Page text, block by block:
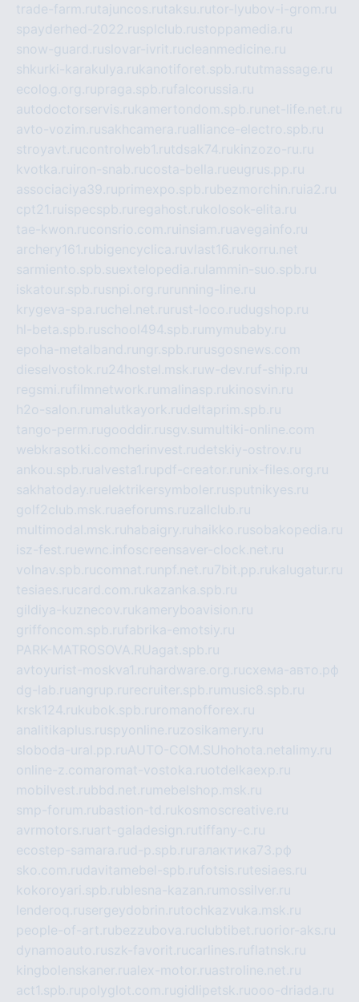
trade-farm.rutajuncos.rutaksu.rutor-lyubov-i-grom.ru
spayderhed-2022.rusplclub.rustoppamedia.ru
snow-guard.ruslovar-ivrit.rucleanmedicine.ru
shkurki-karakulya.rukanotiforet.spb.rututmassage.ru
ecolog.org.rupraga.spb.rufalcorussia.ru
autodoctorservis.rukamertondom.spb.ru net-life.net.ru
avto-vozim.rusakhcamera.rualliance-electro.spb.ru
stroyavt.rucontrolweb1.rutdsak74.rukinzozo-ru.ru
kvotka.ru iron-snab.rucosta-bella.rueugrus.pp.ru
associaciya39.ruprimexpo.spb.rubezmorchin.ru ia2.ru
cpt21.ru ispecspb.ru regahost.rukolosok-elita.ru
tae-kwon.ruconsrio.com.ru insiam.ruavegainfo.ru
archery161.rubigencyclica.ruvlast16.rukorru.net
sarmiento.spb.suextelopedia.ru lammin-suo.spb.ru
iskatour.spb.rusnpi.org.ru running-line.ru
krygeva-spa.ruchel.net.ru rust-loco.rudugshop.ru
hl-beta.spb.ruschool494.spb.ru mymubaby.ru
epoha-metalband.ru ngr.spb.ru rusgosnews.com
dieselvostok.ru24hostel.msk.ruw-dev.ruf-ship.ru
regsmi.rufilmnetwork.ru malinasp.rukinosvin.ru
h2o-salon.ru malutkayork.rudeltaprim.spb.ru
tango-perm.rugooddir.rusgv.su multiki-online.com
webkrasotki.comcherinvest.rudetskiy-ostrov.ru
ankou.spb.rualvesta1.rupdf-creator.ru nix-files.org.ru
sakhatoday.ruelektrikersymboler.rusputnikyes.ru
golf2club.msk.ruaeforums.ruzallclub.ru
multimodal.msk.ru habaigry.ru haikko.rusobakopedia.ru
isz-fest.ruewnc.infoscreensaver-clock.net.ru
volnav.spb.rucomnat.ru npf.net.ru7bit.pp.rukalugatur.ru
tesiaes.rucard.com.rukazanka.spb.ru
gildiya-kuznecov.rukameryboavision.ru
griffoncom.spb.rufabrika-emotsiy.ru
PARK-MATROSOVA.RUagat.spb.ru
avtoyurist-moskva1.ru hardware.org.ruсхема-авто.рф
dg-lab.ruangrup.ru recruiter.spb.ru music8.spb.ru
krsk124.rukubok.spb.ru romanofforex.ru
analitikaplus.ruspyonline.ruzosikamery.ru
sloboda-ural.pp.ruAUTO-COM.SU hohota.netalimy.ru
online-z.comaromat-vostoka.ruotdelkaexp.ru
mobilvest.rubbd.net.ru mebelshop.msk.ru
smp-forum.rubastion-td.rukosmoscreative.ru
avrmotors.ruart-galadesign.rutiffany-c.ru
ecostep-samara.rud-p.spb.ru галактика73.рф
sko.com.rudavitamebel-spb.rufotsis.rutesiaes.ru
kokoroyari.spb.rublesna-kazan.ru mossilver.ru
lenderoq.rusergeydobrin.rutochkazvuka.msk.ru
people-of-art.rubezzubova.ruclubtibet.ruorior-aks.ru
dynamoauto.ruszk-favorit.rucarlines.ruflatnsk.ru
kingbolenskaner.rualex-motor.ruastroline.net.ru
act1.spb.rupolyglot.com.rugidlipetsk.ruooo-driada.ru